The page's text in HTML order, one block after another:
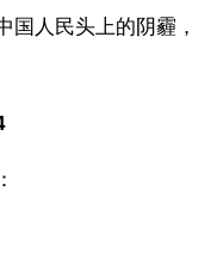
国人民头上的阴霾，